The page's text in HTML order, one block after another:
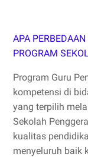
APA
PROGRAM
Program Guru
kompetensi di
yang terpilih
Sekolah
kualitas
menyeluruh baik